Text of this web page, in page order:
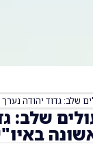
שלב: גדוד יהודה
שלב: